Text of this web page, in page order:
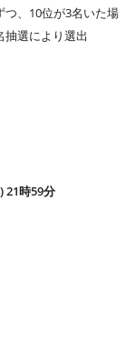
、10位が3名いた場
選により選出
21時59分